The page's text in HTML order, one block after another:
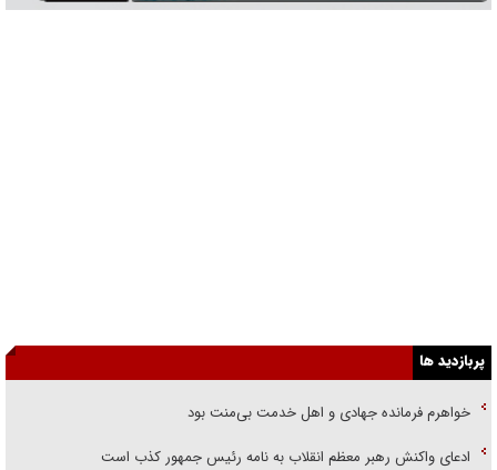
پربازدید ها
خواهرم فرمانده جهادی و اهل خدمت بی‌منت بود
ادعای واکنش رهبر معظم انقلاب به نامه رئیس جمهور کذب است